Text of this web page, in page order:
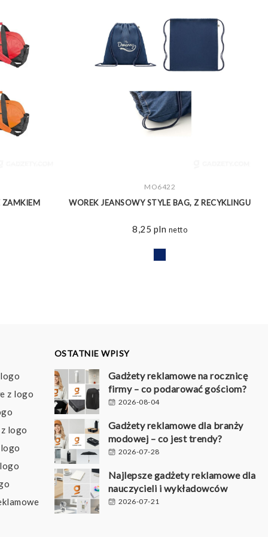
ZAMKIEM
ZOBACZ WIĘCEJ
MO6422
WOREK JEANSOWY STYLE BAG, Z RECYKLINGU
8,25 pln netto
z logo
logo
OSTATNIE WPISY
Gadżety reklamowe na rocznicę
firmy – co podarować gościom?
2026-08-04
Gadżety reklamowe dla branży
modowej – co jest trendy?
2026-07-28
Najlepsze gadżety reklamowe dla
nauczycieli i wykładowców
2026-07-21